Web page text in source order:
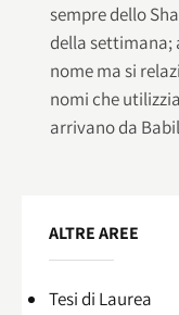
sempre dello
della settimana;
nome ma si
nomi che
arrivano da
ALTRE AREE
Tesi di Laurea